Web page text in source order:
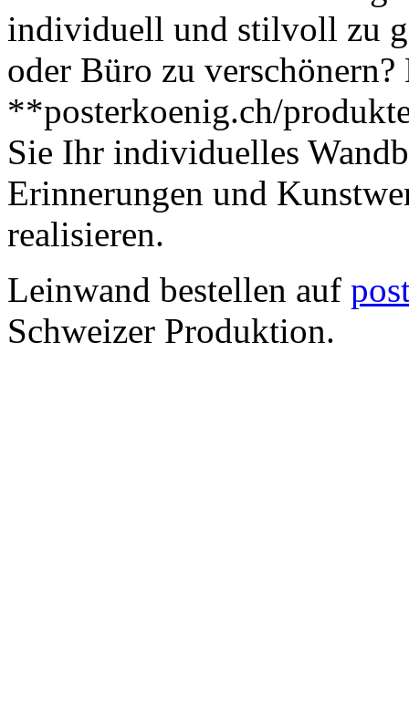
Leinwand bestellen auf
Schweizer Produktion.